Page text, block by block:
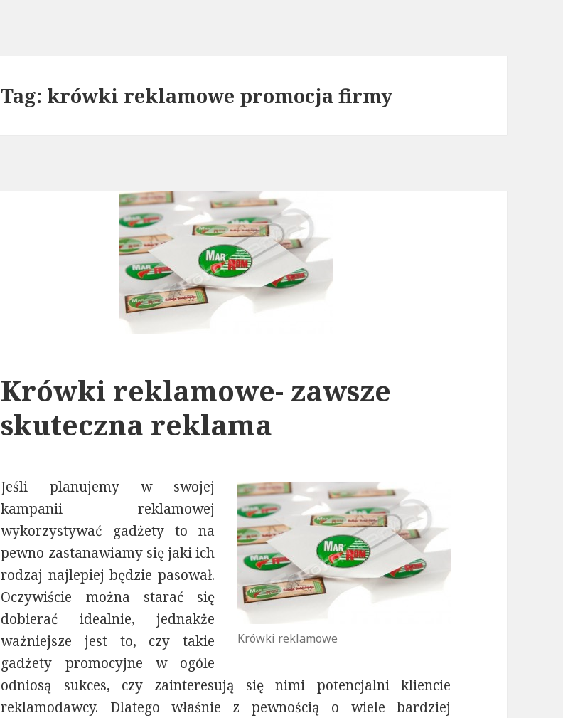
Tag: krówki reklamowe promocja firmy
Krówki reklamowe- zawsze
skuteczna reklama
Krówki reklamowe
Jeśli planujemy w swojej
kampanii reklamowej
wykorzystywać gadżety to na
pewno zastanawiamy się jaki ich
rodzaj najlepiej będzie pasował.
Oczywiście można starać się
dobierać idealnie, jednakże
ważniejsze jest to, czy takie
gadżety promocyjne w ogóle
odniosą sukces, czy zainteresują się nimi potencjalni kliencie
reklamodawcy. Dlatego właśnie z pewnością o wiele bardziej